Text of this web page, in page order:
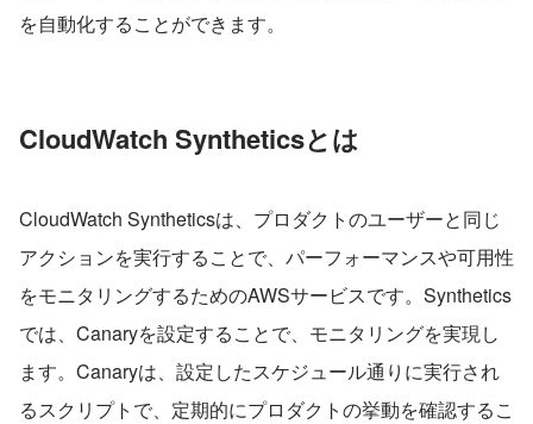
を自動化することができます。
CloudWatch Syntheticsとは
CloudWatch Syntheticsは、プロダクトのユーザーと同じ
アクションを実行することで、パーフォーマンスや可用性
をモニタリングするためのAWSサービスです。Synthetics
では、Canaryを設定することで、モニタリングを実現し
ます。Canaryは、設定したスケジュール通りに実行され
るスクリプトで、定期的にプロダクトの挙動を確認するこ